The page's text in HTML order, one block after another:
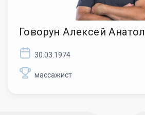
Говорун Алексей
30.03.1974
массажист